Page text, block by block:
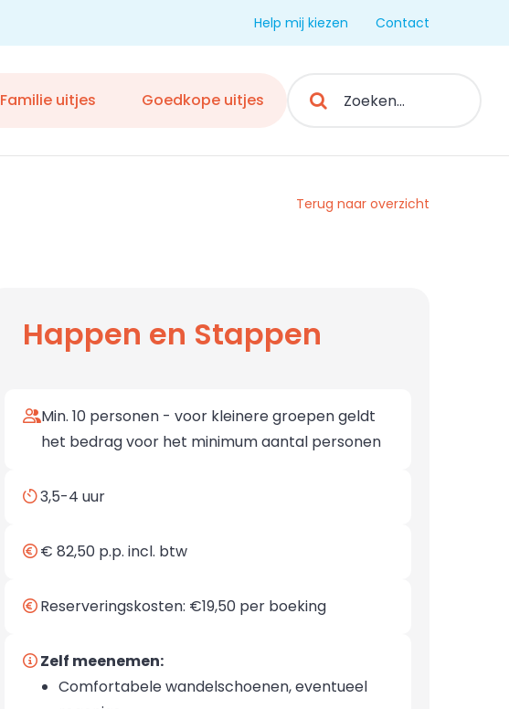
Help mij kiezen Contact
Familie uitjes Goedkope uitjes
Terug naar overzicht
Happen en Stappen
Min. 10 personen - voor kleinere groepen geldt
het bedrag voor het minimum aantal personen
3,5-4 uur
€ 82,50 p.p. incl. btw
Reserveringskosten: €19,50 per boeking
Zelf meenemen:
Comfortabele wandelschoenen, eventueel